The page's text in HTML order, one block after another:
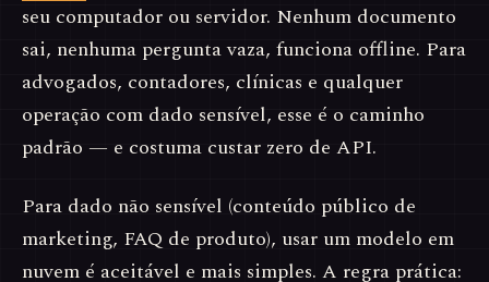
seu computador ou servidor. Nenhum documento
sai, nenhuma pergunta vaza, funciona offline. Para
advogados, contadores, clínicas e qualquer
operação com dado sensível, esse é o caminho
padrão — e costuma custar zero de API.
Para dado não sensível (conteúdo público de
marketing, FAQ de produto), usar um modelo em
nuvem é aceitável e mais simples. A regra prática: